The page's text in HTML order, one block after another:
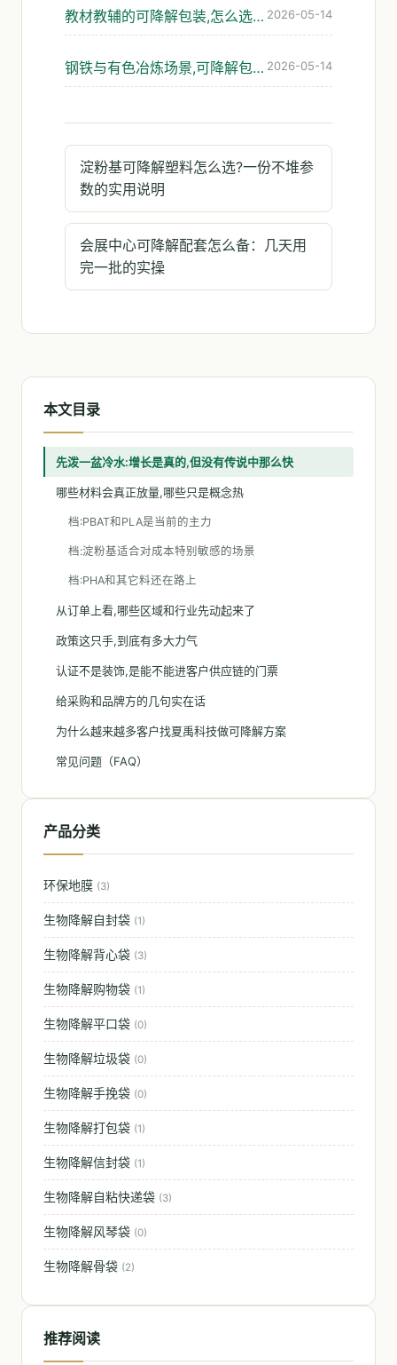
教材教辅的可降解包装,怎么选才不踩坑 2026-05-14
钢铁与有色冶炼场景,可降解包装真的扛得住吗 2026-05-14
淀粉基可降解塑料怎么选?一份不堆参
数的实用说明
会展中心可降解配套怎么备：几天用
完一批的实操
本文目录
先泼一盆冷水:增长是真的,但没有传说中那么快
哪些材料会真正放量,哪些只是概念热
档:PBAT和PLA是当前的主力
档:淀粉基适合对成本特别敏感的场景
档:PHA和其它料还在路上
从订单上看,哪些区域和行业先动起来了
政策这只手,到底有多大力气
认证不是装饰,是能不能进客户供应链的门票
给采购和品牌方的几句实在话
为什么越来越多客户找夏禹科技做可降解方案
常见问题（FAQ）
产品分类
环保地膜 (3)
生物降解自封袋 (1)
生物降解背心袋 (3)
生物降解购物袋 (1)
生物降解平口袋 (0)
生物降解垃圾袋 (0)
生物降解手挽袋 (0)
生物降解打包袋 (1)
生物降解信封袋 (1)
生物降解自粘快递袋 (3)
生物降解风琴袋 (0)
生物降解骨袋 (2)
推荐阅读